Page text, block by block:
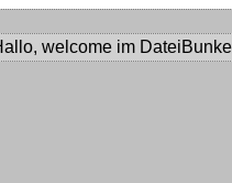
welcome im